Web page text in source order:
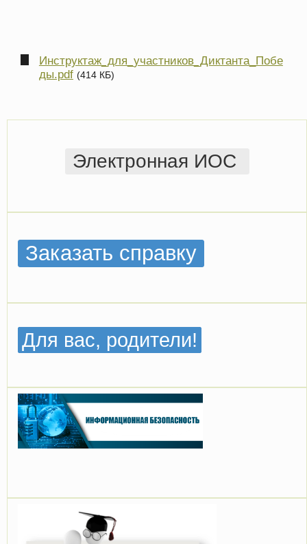
Инструктаж_для_участников_Диктанта_Побе
ды.pdf (414 КБ)
Электронная ИОС
Заказать справку
Для вас, родители!